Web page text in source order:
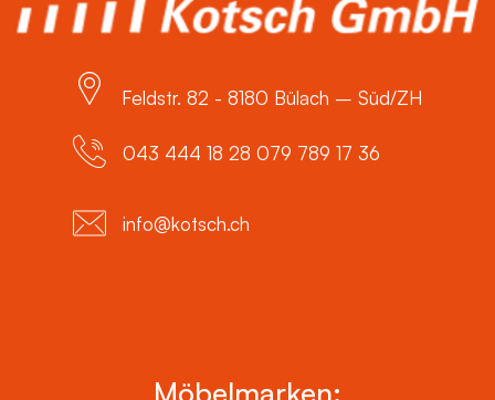
Feldstr. 82 - 8180 Bülach – Süd/ZH
043 444 18 28 079 789 17 36
info@kotsch.ch
Möbelmarken: